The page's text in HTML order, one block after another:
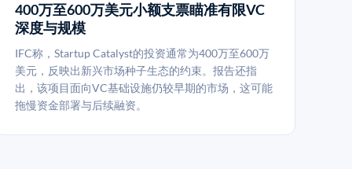
400万至600万美元小额支票瞄准有限VC
深度与规模
IFC称，Startup Catalyst的投资通常为400万至600万
美元，反映出新兴市场种子生态的约束。报告还指
出，该项目面向VC基础设施仍较早期的市场，这可能
拖慢资金部署与后续融资。